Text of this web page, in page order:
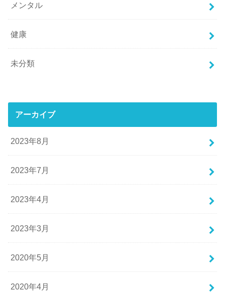
メンタル
健康
未分類
アーカイブ
2023年8月
2023年7月
2023年4月
2023年3月
2020年5月
2020年4月